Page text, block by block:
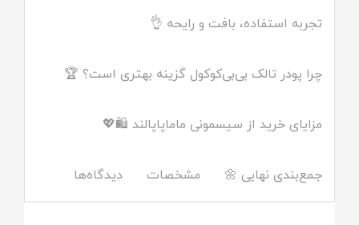
تجربه استفاده، بافت و رایحه 👌
چرا پودر تالک بی‌بی‌کوکول گزینه بهتری است؟ 🏆
مزایای خرید از سیسمونی ماماپاپالند 🛍️💖
جمع‌بندی نهایی 🌼 مشخصات دیدگاه‌ها